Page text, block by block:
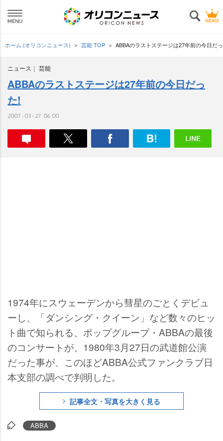
ホーム (オリコンニュース) 芸能 TOP ABBAのラストステージは27年前の今日だ
ニュース 芸能
ABBAのラストステージは27年前の今日だっ
た!
2007-03-27 06:00
1974年にスウェーデンから彗星のごとくデビュ
ーし、「ダンシング・クイーン」など数々のヒッ
ト曲で知られる、ポップグループ・ABBAの最後
のコンサートが、1980年3月27日の武道館公演
だった事が、このほどABBA公式ファンクラブ日
本支部の調べで判明した。
記事全文・写真を大きく見る
ABBA